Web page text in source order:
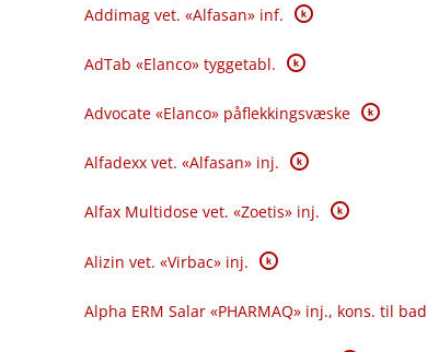
Addimag vet. «Alfasan» inf. K
AdTab «Elanco» tyggetabl. K
Advocate «Elanco» påflekkingsvæske K
Alfadexx vet. «Alfasan» inj. K
Alfax Multidose vet. «Zoetis» inj. K
Alizin vet. «Virbac» inj. K
Alpha ERM Salar «PHARMAQ» inj., kons. til bad